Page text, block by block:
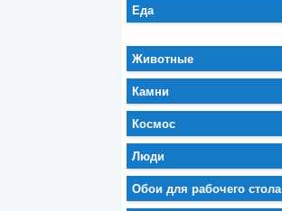
Еда
Животные
Камни
Космос
Люди
Обои для рабочего стола